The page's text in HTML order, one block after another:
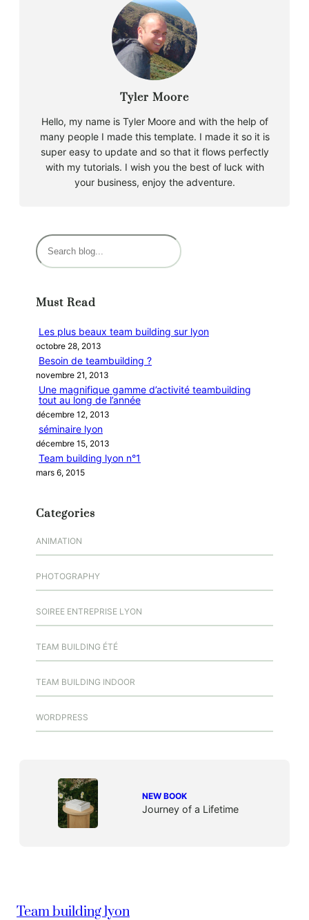
Tyler Moore
Hello, my name is Tyler Moore and with the help of
many people I made this template. I made it so it is
super easy to update and so that it flows perfectly
with my tutorials. I wish you the best of luck with
your business, enjoy the adventure.
R
e
e
c
h
e
Must Read
Les plus beaux team building sur lyon
octobre 28, 2013
Besoin de teambuilding ?
novembre 21, 2013
Une magnifique gamme d’activité teambuilding
tout au long de l’année
décembre 12, 2013
séminaire lyon
décembre 15, 2013
Team building lyon n°1
mars 6, 2015
Categories
ANIMATION
PHOTOGRAPHY
SOIREE ENTREPRISE LYON
TEAM BUILDING ÉTÉ
TEAM BUILDING INDOOR
WORDPRESS
NEW BOOK
Journey of a Lifetime
Team building lyon